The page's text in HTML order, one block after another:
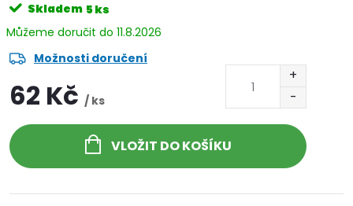
Skladem 5 ks
11.8.2026
Možnosti doručení
62 Kč / ks
VLOŽIT DO KOŠÍKU